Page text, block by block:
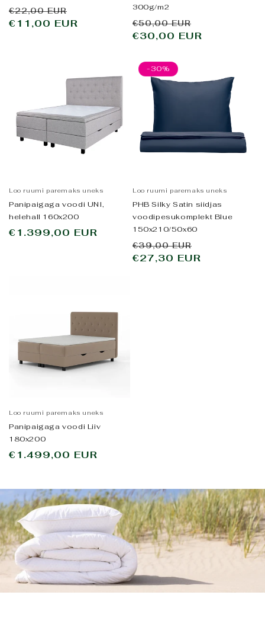
Tavahind
€22,00 EUR
Allahindluse
hind
€11,00 EUR
300g/m2
Tavahind
€50,00 EUR
hind
€30,00 EUR
Loo ruumi paremaks uneks
Panipaigaga voodi UNI,
helehall 160x200
Tavahind
€1.399,00 EUR
-30%
Loo ruumi paremaks uneks
PHB Silky Satin siidjas
voodipesukomplekt Blue
150x210/50x60
Tavahind
€39,00 EUR
hind
€27,30 EUR
Loo ruumi paremaks uneks
Panipaigaga voodi Liiv
180x200
Tavahind
€1.499,00 EUR